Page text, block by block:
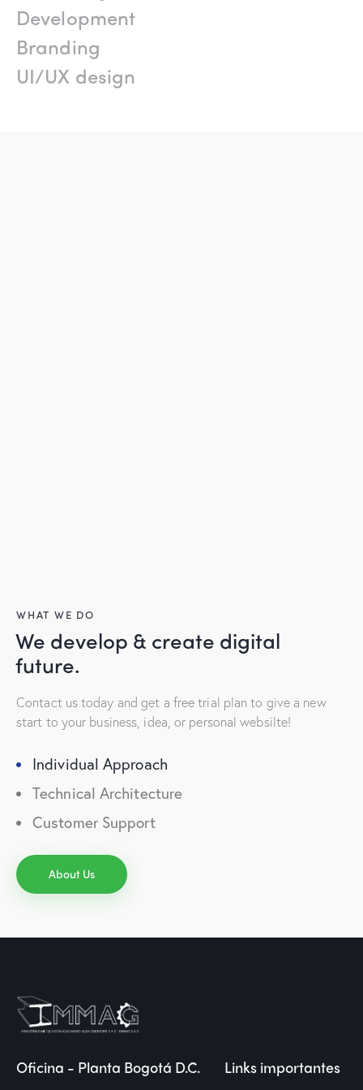
Development
Branding
UI/UX design
WHAT WE DO
We develop & create digital
future.
Contact us today and get a free trial plan to give a new
start to your business, idea, or personal websilte!
Individual Approach
Technical Architecture
Customer Support
About Us
Oficina - Planta Bogotá D.C. Links importantes